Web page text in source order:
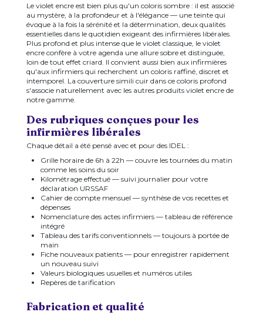
Le violet encre est bien plus qu'un coloris sombre : il est associé
au mystère, à la profondeur et à l'élégance — une teinte qui
évoque à la fois la sérénité et la détermination, deux qualités
essentielles dans le quotidien exigeant des infirmières libérales.
Plus profond et plus intense que le violet classique, le violet
encre confère à votre agenda une allure sobre et distinguée,
loin de tout effet criard. Il convient aussi bien aux infirmières
qu'aux infirmiers qui recherchent un coloris raffiné, discret et
intemporel. La couverture simili cuir dans ce coloris profond
s'associe naturellement avec les autres produits violet encre de
notre gamme.
Des rubriques conçues pour les
infirmières libérales
Chaque détail a été pensé avec et pour des IDEL :
Grille horaire de 6h à 22h — couvre les tournées du matin
comme les soins du soir
Kilométrage effectué — suivi journalier pour votre
déclaration URSSAF
Cahier de compte mensuel — synthèse de vos recettes et
dépenses
Nomenclature des actes infirmiers — tableau de référence
intégré
Tableau des tarifs conventionnels — toujours à portée de
main
Fiche nouveaux patients — pour enregistrer rapidement
un nouveau suivi
Valeurs biologiques usuelles et numéros utiles
Repères de tarification
Fabrication et qualité